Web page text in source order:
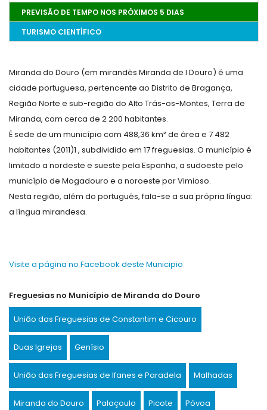
PREVISÃO DE TEMPO NOS PRÓXIMOS 5 DIAS
TURISMO CIENTÍFICO
Miranda do Douro (em mirandês Miranda de l Douro) é uma
cidade portuguesa, pertencente ao Distrito de Bragança,
Região Norte e sub-região do Alto Trás-os-Montes, Terra de
Miranda, com cerca de 2 200 habitantes.
É sede de um município com 488,36 km² de área e 7 482
habitantes (2011)1 , subdividido em 17 freguesias. O município é
limitado a nordeste e sueste pela Espanha, a sudoeste pelo
município de Mogadouro e a noroeste por Vimioso.
Nesta região, além do português, fala-se a sua própria língua:
a língua mirandesa.
Visite a página no Facebook deste Municipio
Freguesias no Município de Miranda do Douro
União das Freguesias de Constantim e Cicouro
Duas Igrejas Genísio
União das Freguesias de Ifanes e Paradela Malhadas
Miranda do Douro Palaçoulo Picote Póvoa